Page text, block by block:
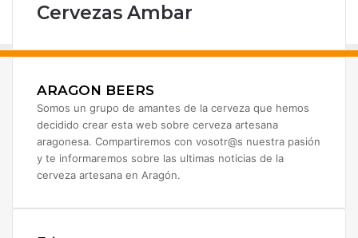
Cervezas Ambar
ARAGON BEERS
Somos un grupo de amantes de la cerveza que hemos
decidido crear esta web sobre cerveza artesana
aragonesa. Compartiremos con vosotr@s nuestra pasión
y te informaremos sobre las ultimas noticias de la
cerveza artesana en Aragón.